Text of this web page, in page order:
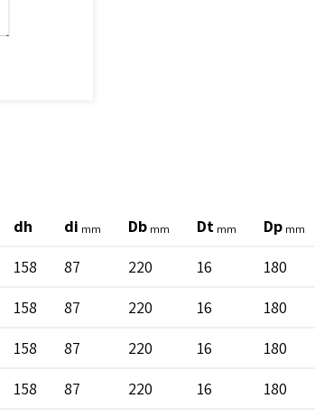
dh di mm Db mm Dt mm Dp mm
158 87 220 16 180
158 87 220 16 180
158 87 220 16 180
158 87 220 16 180